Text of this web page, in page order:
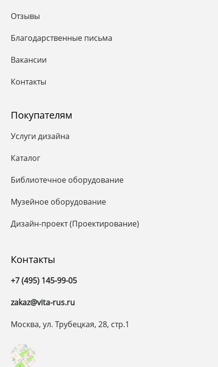
Отзывы
Благодарственные письма
Вакансии
Контакты
Покупателям
Услуги дизайна
Каталог
Библиотечное оборудование
Музейное оборудование
Дизайн-проект (Проектирование)
Контакты
+7 (495) 145-99-05
zakaz@vita-rus.ru
Москва, ул. Трубецкая, 28, стр.1